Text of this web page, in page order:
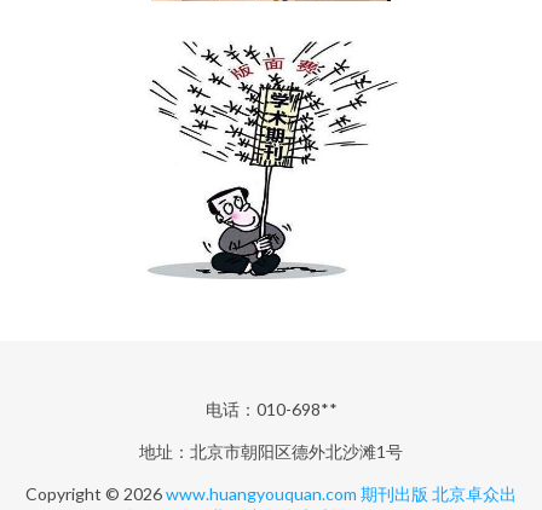
电话：010-698**
地址：北京市朝阳区德外北沙滩1号
Copyright © 2026www.huangyouquan.com 期刊出版 北京卓众出